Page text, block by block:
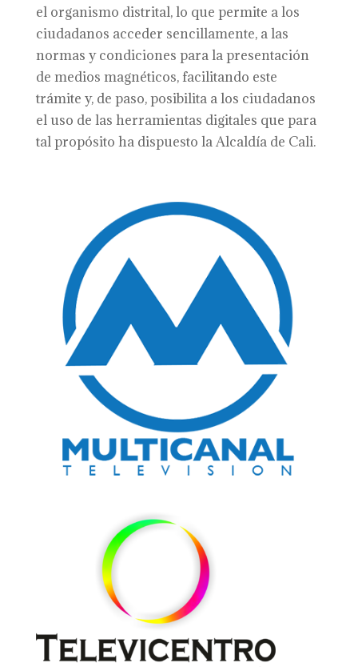
el organismo distrital, lo que permite a los
ciudadanos acceder sencillamente, a las
normas y condiciones para la presentación
de medios magnéticos, facilitando este
trámite y, de paso, posibilita a los ciudadanos
el uso de las herramientas digitales que para
tal propósito ha dispuesto la Alcaldía de Cali.